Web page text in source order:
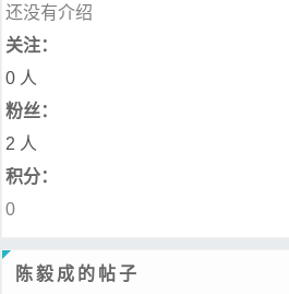
还没有介绍
关注：
0 人
粉丝：
2 人
积分：
0
陈毅成的帖子